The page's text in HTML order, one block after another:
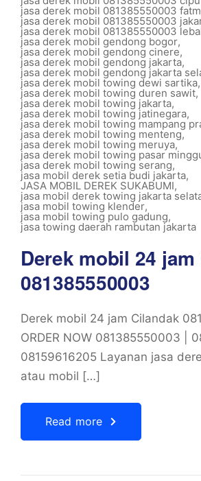
jasa derek mobil 081385550003
jasa derek mobil 081385550003
jasa derek mobil 081385550003
jasa derek mobil gendong bogor,
jasa derek mobil gendong cinere,
jasa derek mobil gendong jakarta,
jasa derek mobil gendong jakarta
jasa derek mobil towing dewi sartika,
jasa derek mobil towing duren sawit,
jasa derek mobil towing jakarta,
jasa derek mobil towing jatinegara,
jasa derek mobil towing mampang
jasa derek mobil towing menteng,
jasa derek mobil towing meruya,
jasa derek mobil towing pasar
jasa derek mobil towing serang,
jasa mobil derek setia budi jakarta,
JASA MOBIL DEREK SUKABUMI,
jasa mobil derek towing jakarta
jasa mobil towing klender,
jasa mobil towing pulo gadung,
jasa towing daerah rambutan jakarta
Derek mobil 24
081385550003
Derek mobil 24 jam Cilandak
ORDER NOW 081385550003 |
08159616205 Layanan jasa
atau mobil […]
Read more